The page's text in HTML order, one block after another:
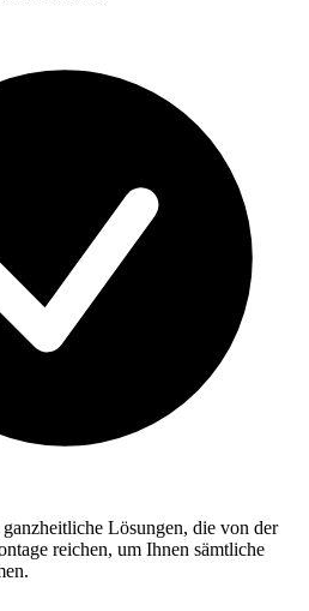
Lösungen, die von der
reichen, um Ihnen sämtliche